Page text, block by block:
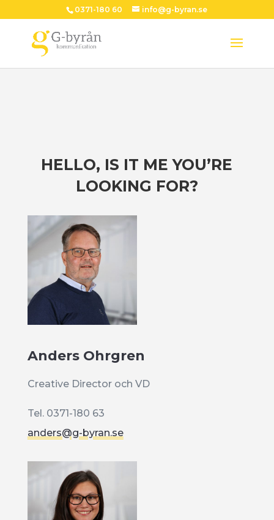
0371-180 60 info@g-byran.se
HELLO, IS IT ME YOU’RE
LOOKING FOR?
Anders Ohrgren
Creative Director och VD
Tel. 0371-180 63
anders@g-byran.se